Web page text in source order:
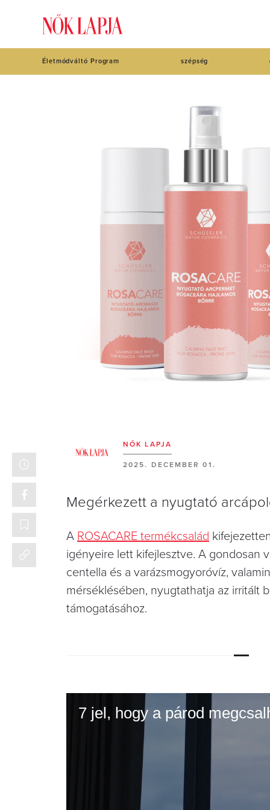
Életmódváltó Program szépség
NŐK LAPJA
2025. DECEMBER 01.
Megérkezett a nyugtató
A ROSACARE termékcsalád
igényeire lett kifejlesztve. A gondosan
centella és a varázsmogyoróvíz,
mérséklésében, nyugtathatja az irritált
támogatásához.
7 jel, hogy a párod